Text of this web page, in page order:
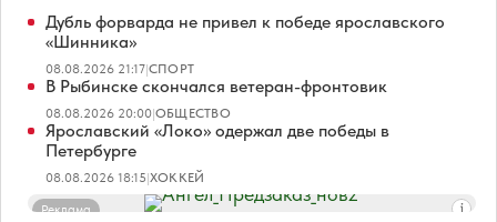
Дубль форварда не привел к победе ярославского
«Шинника»
08.08.2026 21:17|СПОРТ
В Рыбинске скончался ветеран-фронтовик
08.08.2026 20:00|ОБЩЕСТВО
Ярославский «Локо» одержал две победы в
Петербурге
08.08.2026 18:15|ХОККЕЙ
Реклама